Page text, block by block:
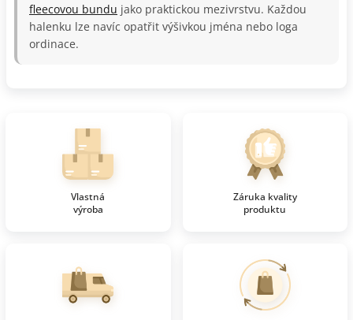
fleecovou bundu jako praktickou mezivrstvu. Každou
halenku lze navíc opatřit výšivkou jména nebo loga
ordinace.
Vlastná
výroba
Záruka kvality
produktu